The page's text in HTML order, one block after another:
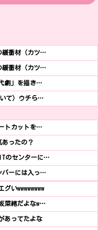
緩衝材（カツ…
緩衝材（カツ…
劇」を描き…
いて）ウチら…
トカットを…
ったの？
のセンターに…
バーには入っ…
いwwwwwwww
菜緒だよなw…
あってたよな